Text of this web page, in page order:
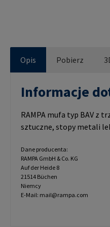
Opis Pobierz
Informacje
RAMPA mufa typ BAV z
sztuczne, stopy metali
Dane producenta:
RAMPA GmbH & Co. KG
Auf der Heide 8
21514 Büchen
Niemcy
E-Mail: mail@rampa.com